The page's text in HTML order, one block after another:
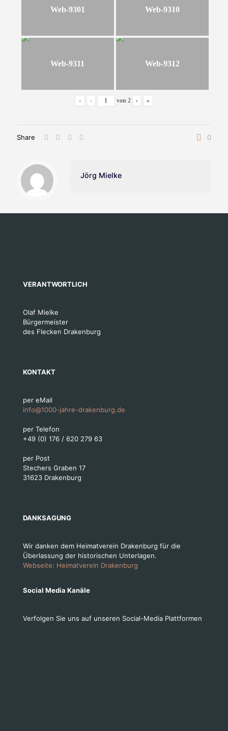
Web-9301 Web-9310
Web-9311 Web-9312
« ‹ von 2 › »
Share 0
Jörg Mielke
VERANTWORTLICH
Olaf Mielke
Bürgermeister
des Flecken Drakenburg
KONTAKT
per eMail
info@1000-jahre-drakenburg.de
per Telefon
+49 (0) 176 / 620 279 63
per Post
Stechers Graben 17
31623 Drakenburg
DANKSAGUNG
Wir danken dem Heimatverein Drakenburg für die
Überlassung der historischen Unterlagen.
Webseite: Heimatverein Drakenburg
Social Media Kanäle
Verfolgen Sie uns auf unseren Social-Media Plattformen